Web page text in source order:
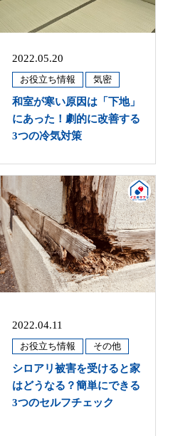
2022.05.20
お役立ち情報 気密
和室が寒い原因は「下地」
にあった！劇的に改善する
3つの冷気対策
2022.04.11
お役立ち情報 その他
シロアリ被害を受けると家
はどうなる？簡単にできる
3つのセルフチェック